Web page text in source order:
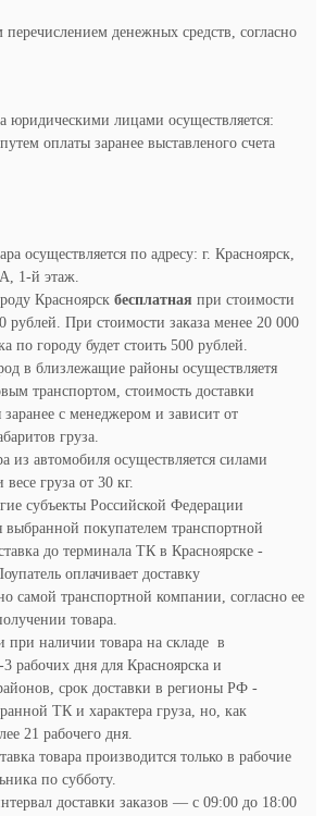
денежных средств, согласно
лицами осуществляется:
оплаты заранее выставленого счета
осуществляется по адресу: г. Красноярск,
1-й этаж.
Красноярск бесплатная при стоимости
рублей. При стоимости заказа менее 20 000
по городу будет стоить 500 рублей.
в близлежащие районы осуществляетя
транспортом, стоимость доставки
заранее с менеджером и зависит от
груза.
из автомобиля осуществляется силами
груза от 30 кг.
субъекты Российской Федерации
выбранной покупателем транспортной
до терминала ТК в Красноярске -
оплачивает доставку
самой транспортной компании, согласно ее
товара.
при наличии товара на складе в
рабочих дня для Красноярска и
срок доставки в регионы РФ -
ТК и характера груза, но, как
21 рабочего дня.
товара производится только в рабочие
по субботу.
доставки заказов — с 09:00 до 18:00